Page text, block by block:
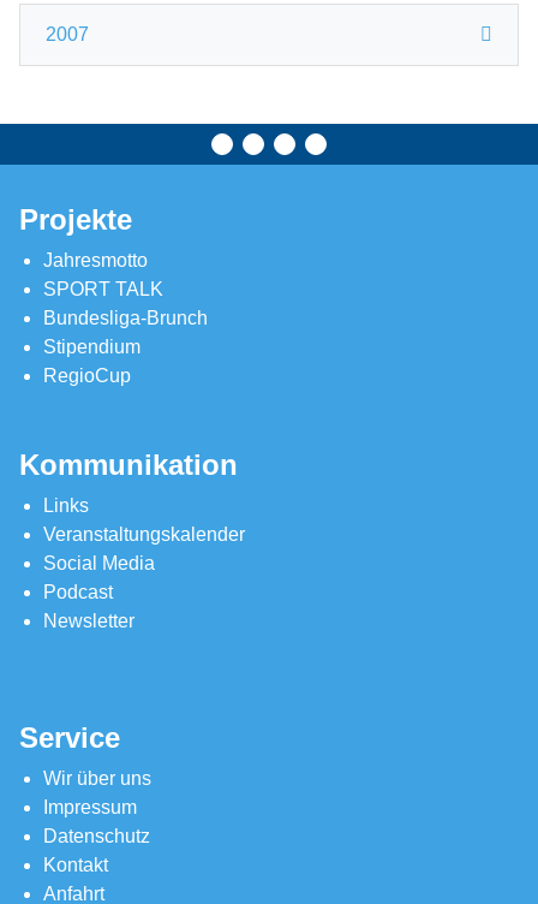
2007
Projekte
Jahresmotto
SPORT TALK
Bundesliga-Brunch
Stipendium
RegioCup
Kommunikation
Links
Veranstaltungskalender
Social Media
Podcast
Newsletter
Service
Wir über uns
Impressum
Datenschutz
Kontakt
Anfahrt